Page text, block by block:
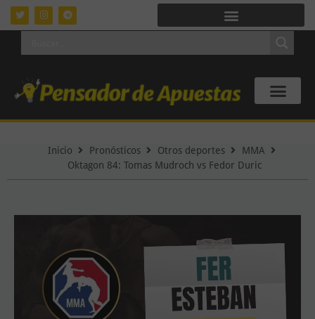
Inicio Pronósticos Otros deportes
MMA
Oktagon 84: Tomas Mudroch vs Fedor Duric